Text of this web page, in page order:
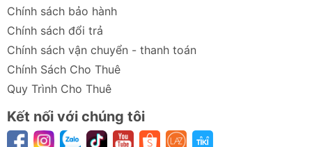
Chính sách bảo hành
Chính sách đổi trả
Chính sách vận chuyển - thanh toán
Chính Sách Cho Thuê
Quy Trình Cho Thuê
Kết nối với chúng tôi